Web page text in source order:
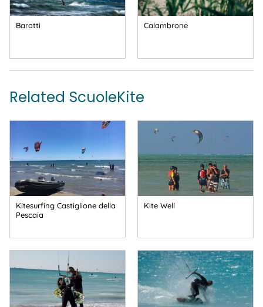
Baratti Calambrone
Related ScuoleKite
Kitesurfing Castiglione della
Pescaia
Kite Well